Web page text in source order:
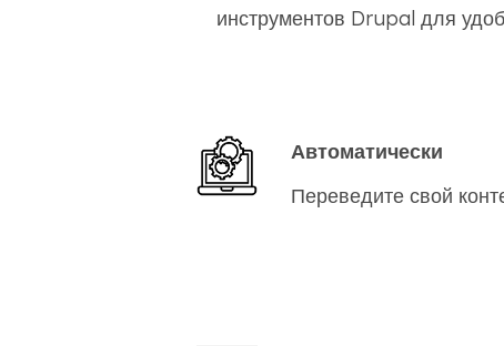
инструментов Drupal для
Автоматически
Переведите свой